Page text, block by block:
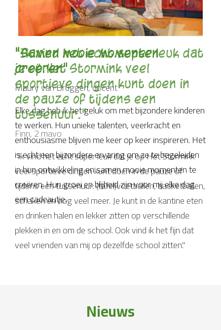
"Ik vind het echt super leuk dat
je op Het Stormink veel
sportieve dingen kunt doen in
de pauze of tijdens een
tussenuur."
Finn, 2 mavo
"Ik vind het echt super leuk dat je op Het Stormink
veel sportieve dingen kunt doen in de pauze of
tijdens een tussenuur: (tafel)voetballen, basketballen,
schaken en nog veel meer. Je kunt in de kantine eten
en drinken halen en lekker zitten op verschillende
plekken in en om de school. Ook vind ik het fijn dat
veel vrienden van mij op dezelfde school zitten."
Nieuws